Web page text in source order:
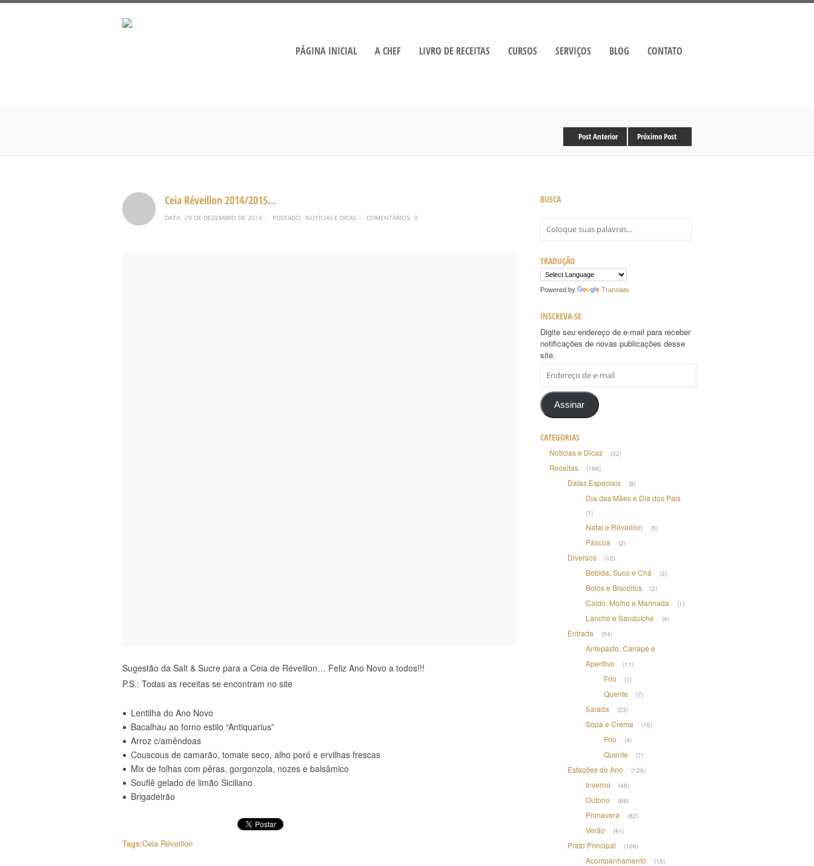
PÁGINA INICIAL A CHEF LIVRO DE RECEITAS CURSOS SERVIÇOS BLOG CONTATO
Post Anterior Próximo Post
Ceia Réveillon 2014/2015…
DATA: 29 DE DEZEMBRO DE 2014 – POSTADO: NOTÍCIAS E DICAS – COMENTÁRIOS: 0
Sugestão da Salt & Sucre para a Ceia de Réveillon… Feliz Ano Novo a todos!!!
P.S.: Todas as receitas se encontram no site
Lentilha do Ano Novo
Bacalhau ao forno estilo “Antiquarius”
Arroz c/amêndoas
Couscous de camarão, tomate seco, alho poró e ervilhas frescas
Mix de folhas com pêras, gorgonzola, nozes e balsâmico
Souflê gelado de limão Siciliano
Brigadeirão
Tags:Ceia Réveillon
BUSCA
TRADUÇÃO
Powered by Translate
INSCREVA-SE
Digite seu endereço de e-mail para receber
notificações de novas publicações desse
site.
de
e-
mail
Assinar
CATEGORIAS
Notícias e Dicas (32)
Receitas (196)
Datas Especiais (8)
Dia das Mães e Dia dos Pais
(1)
Natal e Réveillon (5)
Páscoa (2)
Diversos (12)
Bebida, Suco e Chá (3)
Bolos e Biscoitos (2)
Caldo, Molho e Marinada (1)
Lanche e Sanduíche (4)
Entrada (54)
Antepasto, Canapé e
Aperitivo
(11)
Frio (1)
Quente (7)
Salada (23)
Sopa e Creme (16)
Frio (4)
Quente (7)
Estações do Ano (126)
Inverno (46)
Outono (88)
Primavera (82)
Verão (41)
Prato Principal (106)
Acompanhamento (15)